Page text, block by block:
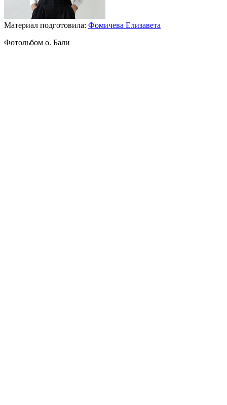
Материал подготовила: Фомичева Елизавета
Фотольбом о. Бали